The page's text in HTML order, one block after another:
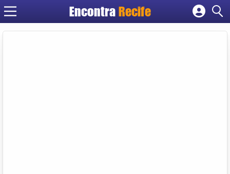
Encontra Recife
Cadastrar empresa